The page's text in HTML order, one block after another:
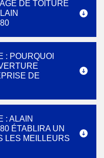
DE TOITURE
: POURQUOI
DE
: ALAIN
ÉTABLIRA UN
LES MEILLEURS